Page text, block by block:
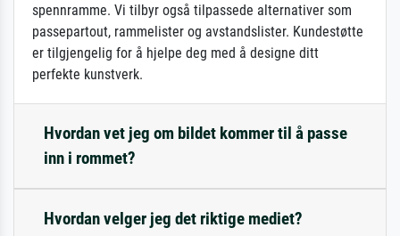
spennramme. Vi tilbyr også tilpassede alternativer som
passepartout, rammelister og avstandslister. Kundestøtte
er tilgjengelig for å hjelpe deg med å designe ditt
perfekte kunstverk.
Hvordan vet jeg om bildet kommer til å passe
inn i rommet?
Hvordan velger jeg det riktige mediet?